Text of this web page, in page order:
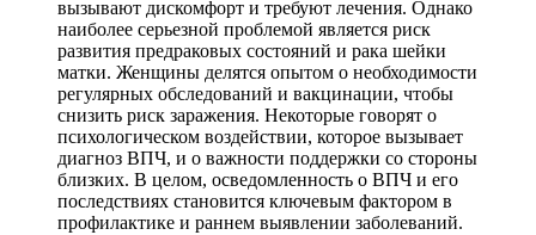
вызывают дискомфорт и требуют лечения. Однако
наиболее серьезной проблемой является риск
развития предраковых состояний и рака шейки
матки. Женщины делятся опытом о необходимости
регулярных обследований и вакцинации, чтобы
снизить риск заражения. Некоторые говорят о
психологическом воздействии, которое вызывает
диагноз ВПЧ, и о важности поддержки со стороны
близких. В целом, осведомленность о ВПЧ и его
последствиях становится ключевым фактором в
профилактике и раннем выявлении заболеваний.